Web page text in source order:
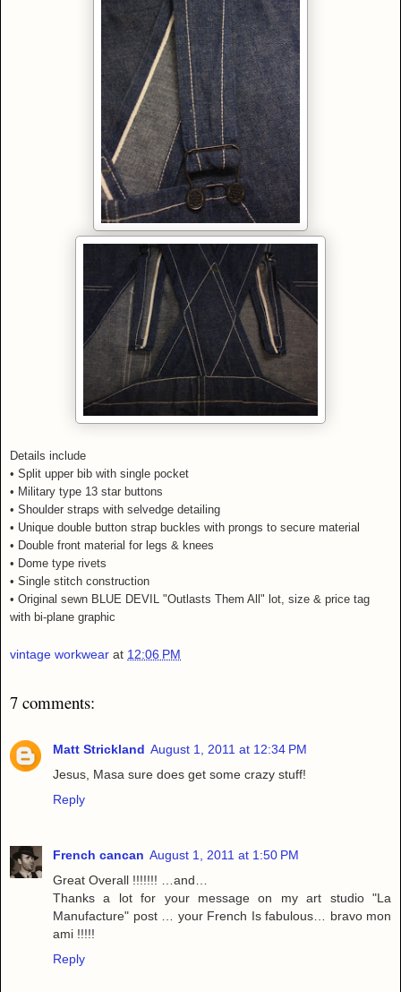
Details include
• Split upper bib with single pocket
• Military type 13 star buttons
• Shoulder straps with selvedge detailing
• Unique double button strap buckles with prongs to secure material
• Double front material for legs & knees
• Dome type rivets
• Single stitch construction
• Original sewn BLUE DEVIL "Outlasts Them All" lot, size & price tag
with bi-plane graphic
vintage workwear at 12:06 PM
7 comments:
Matt Strickland August 1, 2011 at 12:34 PM
Jesus, Masa sure does get some crazy stuff!
Reply
French cancan August 1, 2011 at 1:50 PM
Great Overall !!!!!!! …and…
Thanks a lot for your message on my art studio "La
Manufacture" post … your French Is fabulous… bravo mon
ami !!!!!
Reply